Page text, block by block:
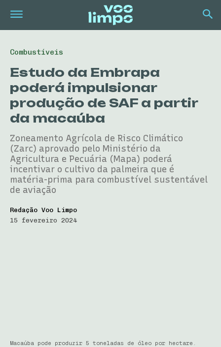
Combustíveis
Estudo da Embrapa
poderá impulsionar
produção de SAF a partir
da macaúba
Zoneamento Agrícola de Risco Climático
(Zarc) aprovado pelo Ministério da
Agricultura e Pecuária (Mapa) poderá
incentivar o cultivo da palmeira que é
matéria-prima para combustível sustentável
de aviação
Redação Voo Limpo
15 fevereiro 2024
Macaúba pode produzir 5 toneladas de óleo por hectare.